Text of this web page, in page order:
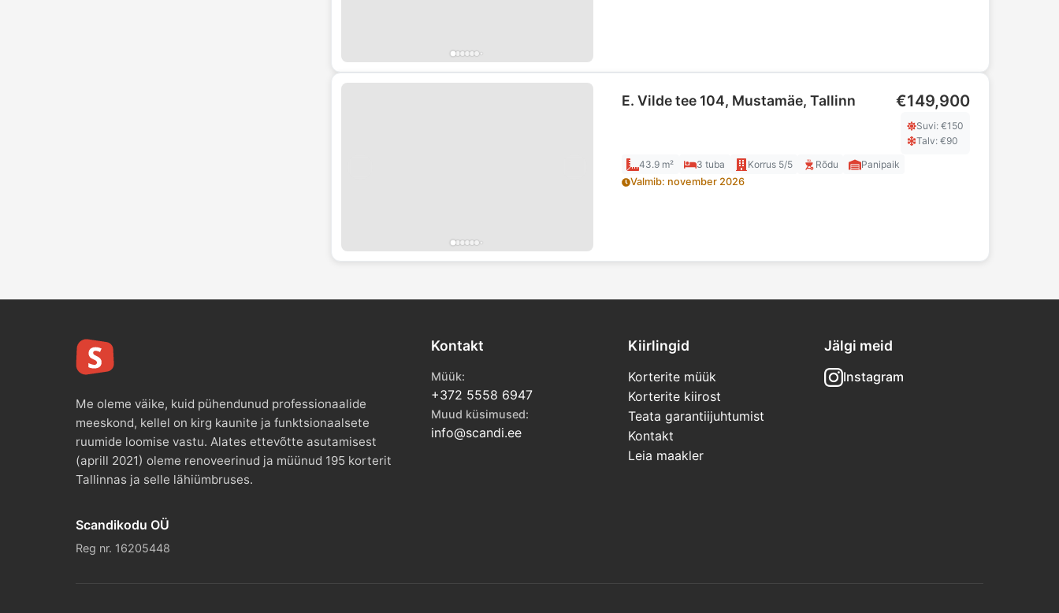
E. Vilde tee 104, Mustamäe, Tallinn €149,900
Suvi: €150
Talv: €90
43.9 m² 3 tuba Korrus 5/5 Rõdu
Panipaik
Valmib: november 2026
Me oleme väike, kuid pühendunud professionaalide
meeskond, kellel on kirg kaunite ja funktsionaalsete
ruumide loomise vastu. Alates ettevõtte asutamisest
(aprill 2021) oleme renoveerinud ja müünud 195 korterit
Tallinnas ja selle lähiümbruses.
Scandikodu OÜ
Reg nr. 16205448
Kontakt
Müük:
+372 5558 6947
Muud küsimused:
info@scandi.ee
Kiirlingid
Korterite müük
Korterite kiirost
Teata garantiijuhtumist
Kontakt
Leia maakler
Jälgi meid
Instagram